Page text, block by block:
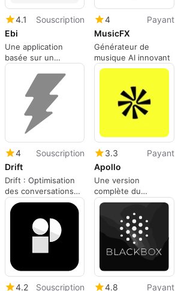
4.1
Souscription
Ebi
Une application
basée sur un
abonnement pour
les applications Web,
par ebi.
4
Payant
MusicFX
Générateur de
musique AI innovant
4
Souscription
Drift
Drift : Optimisation
des conversations
clients
3.3
Payant
Apollo
Une version
complète du
programme pour les
applications Web, par
4.2 Souscription 4.8 Payant